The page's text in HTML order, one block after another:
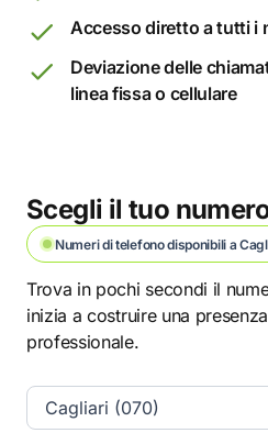
Accesso diretto a tutti i
Deviazione delle
linea fissa o cellulare
Scegli il tuo
Numeri di telefono disponibili a
Trova in pochi secondi il
inizia a costruire una
professionale.